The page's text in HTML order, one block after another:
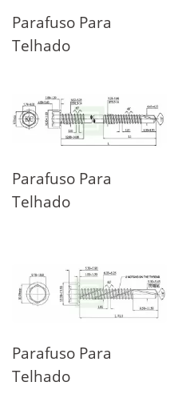
Parafuso Para
Telhado
Parafuso Para
Telhado
Parafuso Para
Telhado